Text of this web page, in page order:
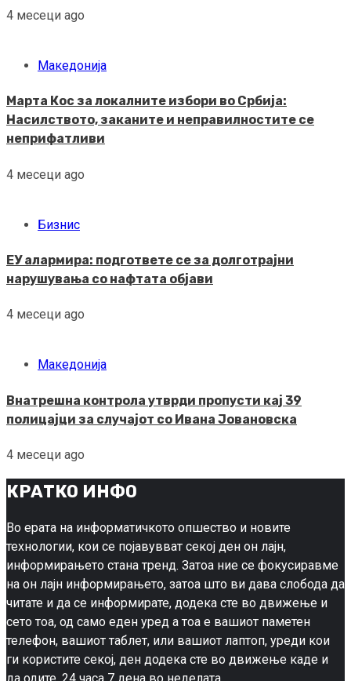
4 месеци ago
Македонија
Марта Кос за локалните избори во Србија:
Насилството, заканите и неправилностите се
неприфатливи
4 месеци ago
Бизнис
ЕУ алармира: подгответе се за долготрајни
нарушувања со нафтата објави
4 месеци ago
Македонија
Внатрешна контрола утврди пропусти кај 39
полицајци за случајот со Ивана Јовановска
4 месеци ago
КРАТКО ИНФО
Во ерата на информатичкото опшество и новите
технологии, кои се појавувват секој ден он лајн,
информирањето стана тренд. Затоа ние се фокусиравме
на он лајн информирањето, затоа што ви дава слобода да
читате и да се информирате, додека сте во движење и
сето тоа, од само еден уред а тоа е вашиот паметен
телефон, вашиот таблет, или вашиот лаптоп, уреди кои
ги користите секој, ден додека сте во движење каде и